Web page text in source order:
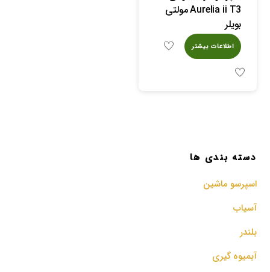
Aurelia ii T3 مولتی
بویلر
اطلاعات بیشتر
دسته بندی ها
اسپرسو‌ ماشین
آسیاب
بلندر
آبمیوه گیری